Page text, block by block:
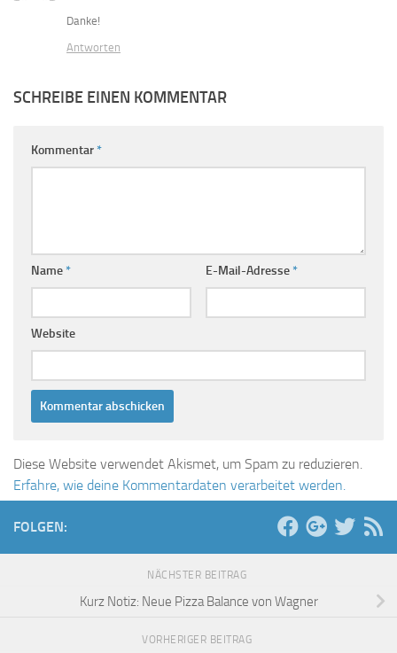
Danke!
Antworten
SCHREIBE EINEN KOMMENTAR
Kommentar*
Name* E-Mail-Adresse*
Website
Diese Website verwendet Akismet, um Spam zu reduzieren.
Erfahre, wie deine Kommentardaten verarbeitet werden.
FOLGEN:
NÄCHSTER BEITRAG
Kurz Notiz: Neue Pizza Balance von Wagner
VORHERIGER BEITRAG